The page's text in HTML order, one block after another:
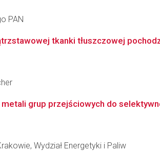
PAN
tkanki tłuszczowej
grup przejściowych do
Wydział Energetyki i Paliw